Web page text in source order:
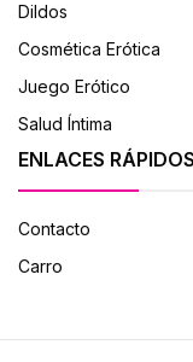
Dildos
Cosmética Erótica
Juego Erótico
Salud Íntima
ENLACES RÁPIDOS
Contacto
Carro